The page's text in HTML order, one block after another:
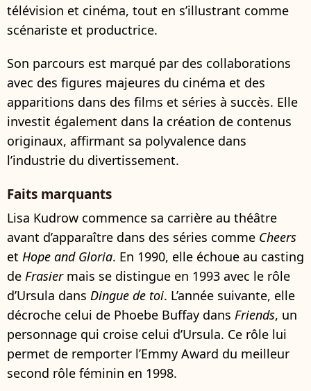
télévision et cinéma, tout en s’illustrant comme
scénariste et productrice.
Son parcours est marqué par des collaborations
avec des figures majeures du cinéma et des
apparitions dans des films et séries à succès. Elle
investit également dans la création de contenus
originaux, affirmant sa polyvalence dans
l’industrie du divertissement.
Faits marquants
Lisa Kudrow commence sa carrière au théâtre
avant d’apparaître dans des séries comme Cheers
et Hope and Gloria. En 1990, elle échoue au casting
de Frasiermais se distingue en 1993 avec le rôle
d’Ursula dans Dingue de toi. L’année suivante, elle
décroche celui de Phoebe Buffay dans Friends, un
personnage qui croise celui d’Ursula. Ce rôle lui
permet de remporter l’Emmy Award du meilleur
second rôle féminin en 1998.